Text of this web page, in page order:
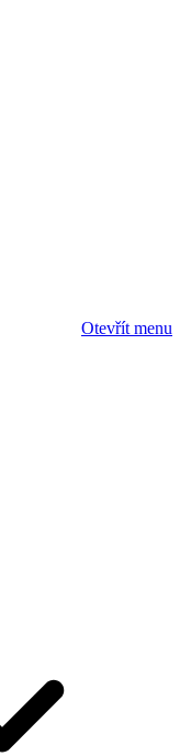
Otevřít menu